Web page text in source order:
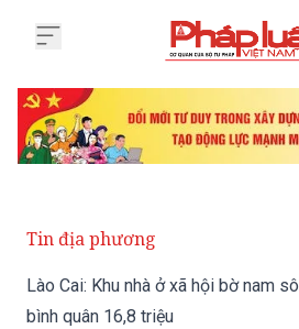
Tin địa phương
Lào Cai: Khu nhà ở xã hội bờ nam
bình quân 16,8 triệu